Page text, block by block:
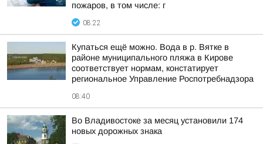
пожаров, в том числе: г
08:22
Купаться ещё можно. Вода в р. Вятке в
районе муниципального пляжа в Кирове
соответствует нормам, констатирует
региональное Управление Роспотребнадзора
08:40
Во Владивостоке за месяц установили 174
новых дорожных знака